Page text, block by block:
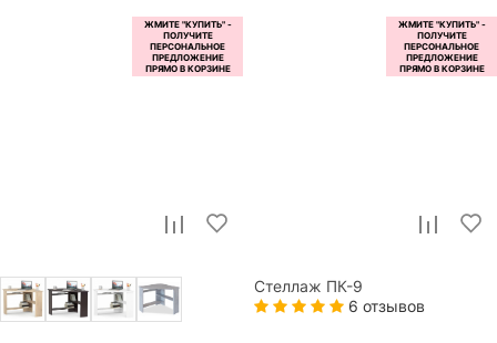
Стеллаж ПК-9
6 отзывов